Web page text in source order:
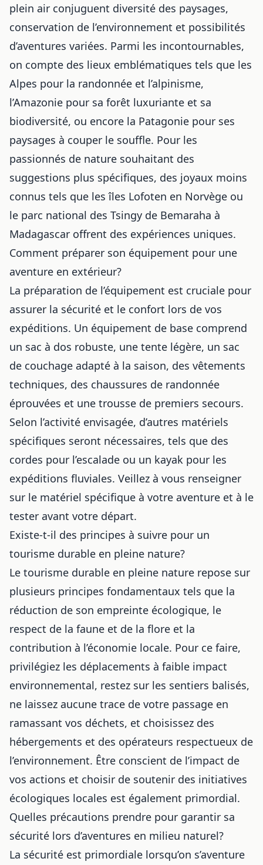
plein air conjuguent diversité des paysages,
conservation de l’environnement et possibilités
d’aventures variées. Parmi les incontournables,
on compte des lieux emblématiques tels que les
Alpes pour la randonnée et l’alpinisme,
l’Amazonie pour sa forêt luxuriante et sa
biodiversité, ou encore la Patagonie pour ses
paysages à couper le souffle. Pour les
passionnés de nature souhaitant des
suggestions plus spécifiques, des joyaux moins
connus tels que les îles Lofoten en Norvège ou
le parc national des Tsingy de Bemaraha à
Madagascar offrent des expériences uniques.
Comment préparer son équipement pour une
aventure en extérieur?
La préparation de l’équipement est cruciale pour
assurer la sécurité et le confort lors de vos
expéditions. Un équipement de base comprend
un sac à dos robuste, une tente légère, un sac
de couchage adapté à la saison, des vêtements
techniques, des chaussures de randonnée
éprouvées et une trousse de premiers secours.
Selon l’activité envisagée, d’autres matériels
spécifiques seront nécessaires, tels que des
cordes pour l’escalade ou un kayak pour les
expéditions fluviales. Veillez à vous renseigner
sur le matériel spécifique à votre aventure et à le
tester avant votre départ.
Existe-t-il des principes à suivre pour un
tourisme durable en pleine nature?
Le tourisme durable en pleine nature repose sur
plusieurs principes fondamentaux tels que la
réduction de son empreinte écologique, le
respect de la faune et de la flore et la
contribution à l’économie locale. Pour ce faire,
privilégiez les déplacements à faible impact
environnemental, restez sur les sentiers balisés,
ne laissez aucune trace de votre passage en
ramassant vos déchets, et choisissez des
hébergements et des opérateurs respectueux de
l’environnement. Être conscient de l’impact de
vos actions et choisir de soutenir des initiatives
écologiques locales est également primordial.
Quelles précautions prendre pour garantir sa
sécurité lors d’aventures en milieu naturel?
La sécurité est primordiale lorsqu’on s’aventure